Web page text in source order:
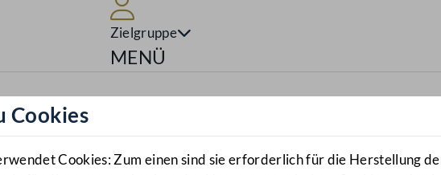
Zielgruppe
Navigationsmenü öffnen
MENÜ
Cookies
Cookies: Zum einen sind sie erforderlich für die Herstellung